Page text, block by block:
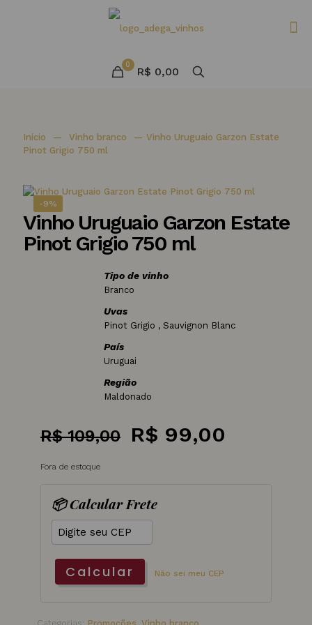
0
R$ 0,00
Início — Vinho branco — Vinho Uruguaio Garzon Estate
Pinot Grigio 750 ml
-9%
Vinho Uruguaio Garzon Estate
Pinot Grigio 750 ml
Tipo de vinho
Branco
Uvas
Pinot Grigio , Sauvignon Blanc
País
Uruguai
Região
Maldonado
R$109,00
O
era:
R$ 109,00.
R$ 99,00
Fora de estoque
📦 Calcular Frete
Calcular Não sei meu CEP